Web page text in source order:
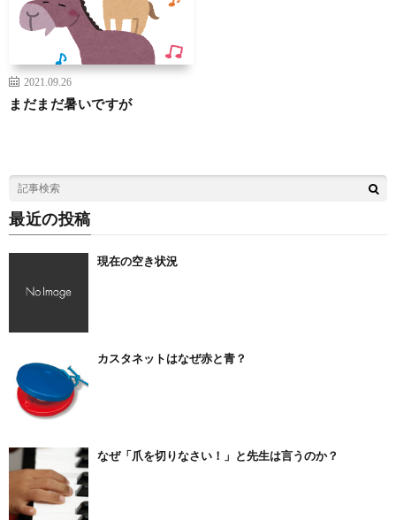
2021.09.26
まだまだ暑いですが
最近の投稿
現在の空き状況
カスタネットはなぜ赤と青？
なぜ「爪を切りなさい！」と先生は言うのか？